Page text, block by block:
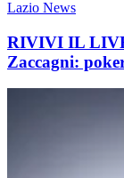
Lazio News
RIVIVI IL
Zaccagni: